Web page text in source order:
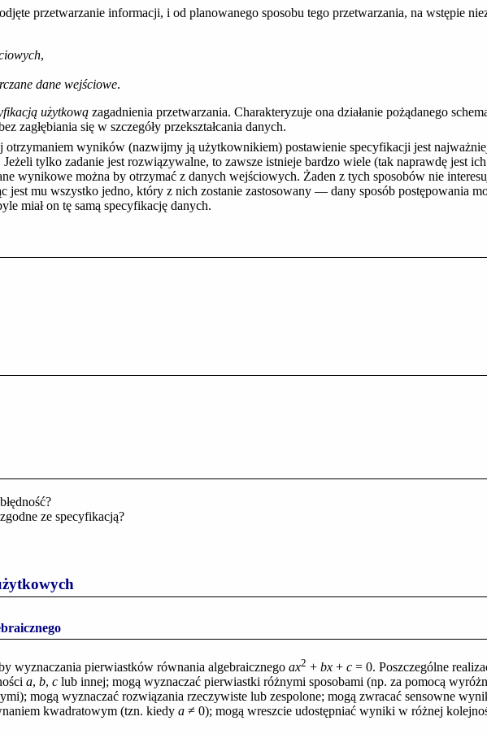
przetwarzanie informacji, i od planowanego sposobu tego przetwarzania, na wstępie
,
dane wejściowe.
użytkowązagadnienia przetwarzania. Charakteryzuje ona działanie pożądanego
zagłębiania się w szczegóły przekształcania danych.
otrzymaniem wyników (nazwijmy ją użytkownikiem) postawienie specyfikacji jest
tylko zadanie jest rozwiązywalne, to zawsze istnieje bardzo wiele (tak naprawdę jest ich
wynikowe można by otrzymać z danych wejściowych. Żaden z tych sposobów nie
jest mu wszystko jedno, który z nich zostanie zastosowany — dany sposób postępowania
miał on tę samą specyfikację danych.
ze specyfikacją?
wyznaczania pierwiastków równania algebraicznego ax2 + bx+ c= 0. Poszczególne
a, b, club innej; mogą wyznaczać pierwiastki różnymi sposobami (np. za pomocą
mogą wyznaczać rozwiązania rzeczywiste lub zespolone; mogą zwracać sensowne
kwadratowym (tzn. kiedy a≠ 0); mogą wreszcie udostępniać wyniki w różnej